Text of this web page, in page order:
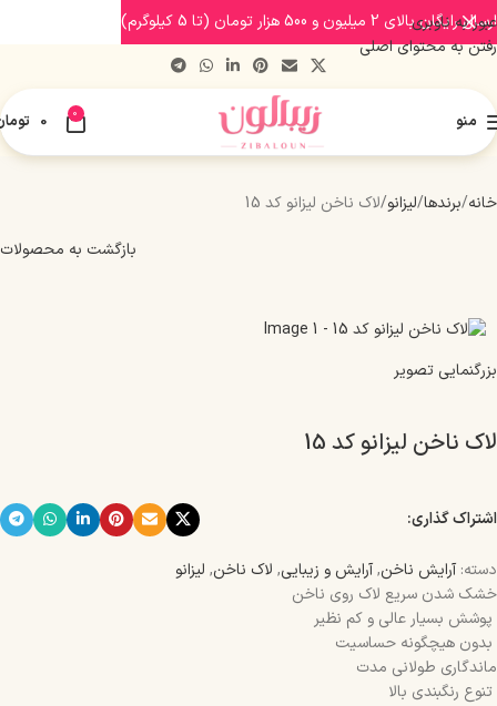
عبور به ناوبری
رفتن به محتوای اصلی
منو 0
0
خانه برندها لیزانو لاک ناخن لیزانو کد 15
بازگشت به محصولات
بزرگنمایی تصویر
لاک ناخن لیزانو کد 15
اشتراک گذاری:
دسته: آرایش ناخن,آرایش و زیبایی, لاک ناخن, لیزانو
خشک شدن سریع لاک روی ناخن
پوشش بسیار عالی و کم نظیر
بدون هیچگونه حساسیت
ماندگاری طولانی مدت
تنوع رنگبندی بالا
ارسال رایگان بالای 2 میلیون و 500 هزار تومان (تا 5 کیلوگرم)